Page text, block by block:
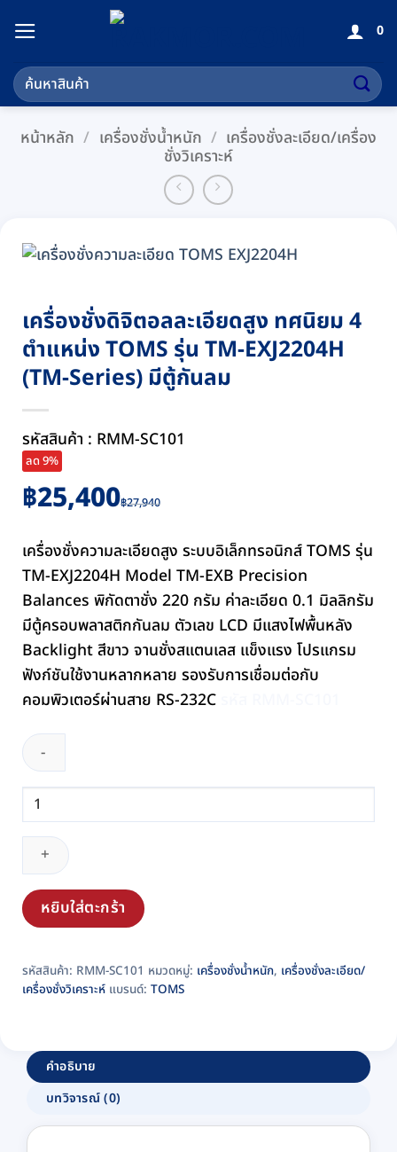
เนื้อหา
0
ค้นหา:
หน้าหลัก / เครื่องชั่งน้ำหนัก / เครื่องชั่งละเอียด/เครื่อง
ชั่งวิเคราะห์
เครื่องชั่งดิจิตอลละเอียดสูง ทศนิยม 4
ตำแหน่ง TOMS รุ่น TM-EXJ2204H
(TM-Series) มีตู้กันลม
รหัสสินค้า : RMM-SC101
ลด 9%
฿27,940
Original
price
was:
฿27,940.
฿25,400
Current
price
฿25,400.
เครื่องชั่งความละเอียดสูง ระบบอิเล็กทรอนิกส์ TOMS รุ่น
TM-EXJ2204H Model TM-EXB Precision
Balances พิกัดตาชั่ง 220 กรัม ค่าละเอียด 0.1 มิลลิกรัม
มีตู้ครอบพลาสติกกันลม ตัวเลข LCD มีแสงไฟพื้นหลัง
Backlight สีขาว จานชั่งสแตนเลส แข็งแรง โปรแกรม
ฟังก์ชันใช้งานหลากหลาย รองรับการเชื่อมต่อกับ
คอมพิวเตอร์ผ่านสาย RS-232C
จำนวน
เครื่อง
ชั่ง
ดิจิตอล
ละเอียด
สูง
ทศนิยม
ตำแหน่ง
TOMS
EXJ2204H
(TM-
Series)
มี
หยิบใส่ตะกร้า
รหัสสินค้า: RMM-SC101 หมวดหมู่: เครื่องชั่งน้ำหนัก, เครื่องชั่งละเอียด/
เครื่องชั่งวิเคราะห์ แบรนด์: TOMS
คำอธิบาย
บทวิจารณ์ (0)